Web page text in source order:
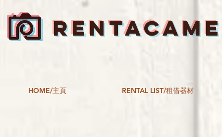
HOME/主頁 RENTAL LIST/租借器材